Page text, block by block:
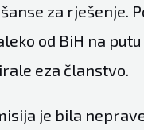
za rješenje.
od BiH na
eza članstvo.
je bila